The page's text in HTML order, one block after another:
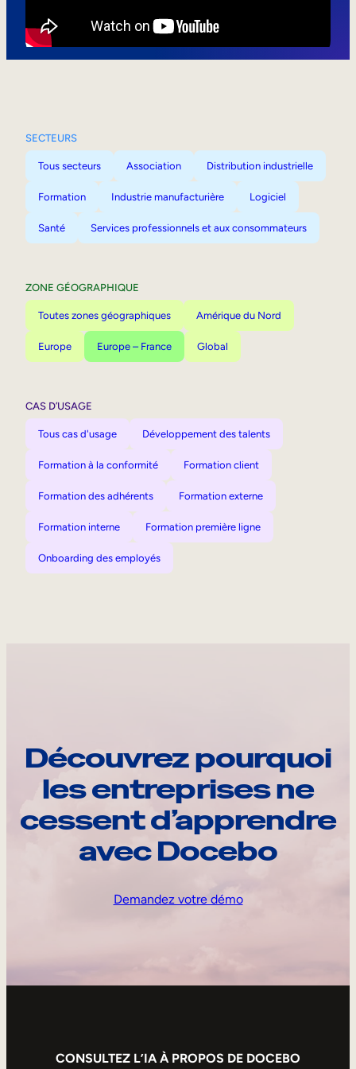
SECTEURS
Tous secteurs Association Distribution industrielle
Formation Industrie manufacturière Logiciel
Santé Services professionnels et aux consommateurs
ZONE GÉOGRAPHIQUE
Toutes zones géographiques Amérique du Nord
Europe Europe – France Global
CAS D’USAGE
Tous cas d'usage Développement des talents
Formation à la conformité Formation client
Formation des adhérents Formation externe
Formation interne Formation première ligne
Onboarding des employés
Découvrez pourquoi
les entreprises ne
cessent d’apprendre
avec Docebo
Demandez votre démo
CONSULTEZ L’IA À PROPOS DE DOCEBO